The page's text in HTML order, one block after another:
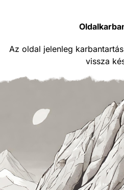
Az oldal jelenleg
vissza